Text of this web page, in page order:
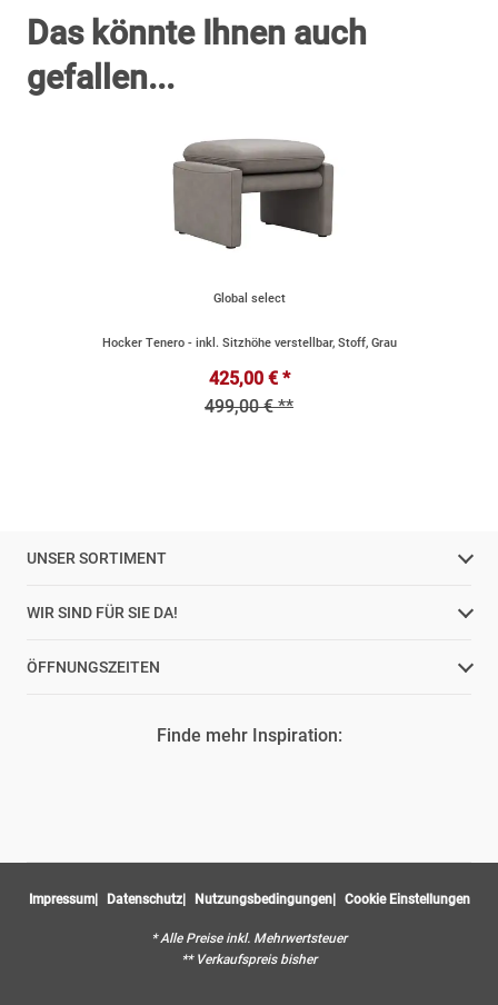
Das könnte Ihnen auch
gefallen...
Global select
Hocker Tenero - inkl. Sitzhöhe verstellbar, Stoff, Grau
425,00 € *
499,00 € **
UNSER SORTIMENT
WIR SIND FÜR SIE DA!
ÖFFNUNGSZEITEN
Finde mehr Inspiration:
Impressum Datenschutz Nutzungsbedingungen Cookie Einstellungen
* Alle Preise inkl. Mehrwertsteuer
** Verkaufspreis bisher